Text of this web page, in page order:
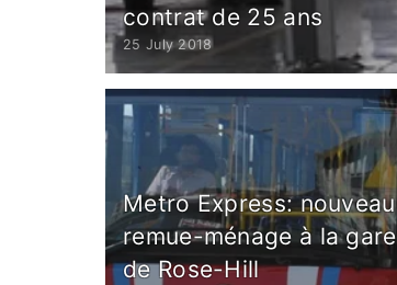
contrat de 25 ans
25 July 2018
Metro Express: nouveau
remue-ménage à la gare
de Rose-Hill